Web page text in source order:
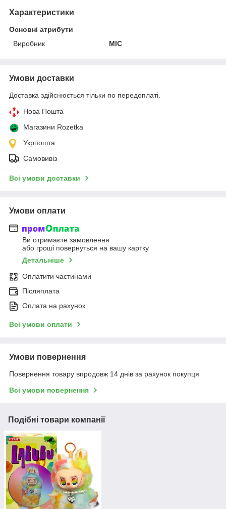
Характеристики
Основні атрибути
Виробник
MIC
Умови доставки
Доставка здійснюється тільки по передоплаті.
Нова Пошта
Магазини Rozetka
Укрпошта
Самовивіз
Всі умови доставки
Умови оплати
Ви отримаєте замовлення
або гроші повернуться на вашу картку
Детальніше
Оплатити частинами
Післяплата
Оплата на рахунок
Всі умови оплати
Умови повернення
Повернення товару впродовж 14 днів за рахунок покупця
Всі умови повернення
Подібні товари компанії